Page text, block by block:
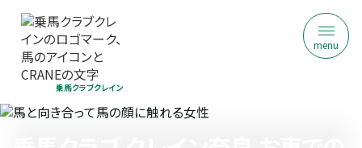
乗馬クラブクレイン
menu